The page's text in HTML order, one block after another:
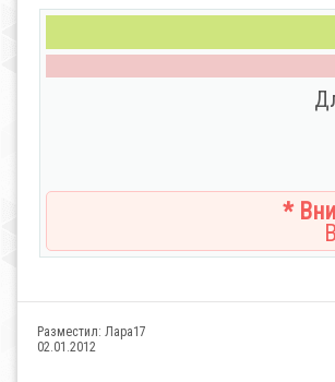
*
Разместил: Лара17
02.01.2012